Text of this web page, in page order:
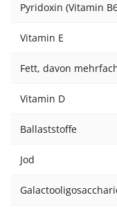
Pyridoxin (Vitamin
Vitamin E
Fett, davon
Vitamin D
Ballaststoffe
Jod